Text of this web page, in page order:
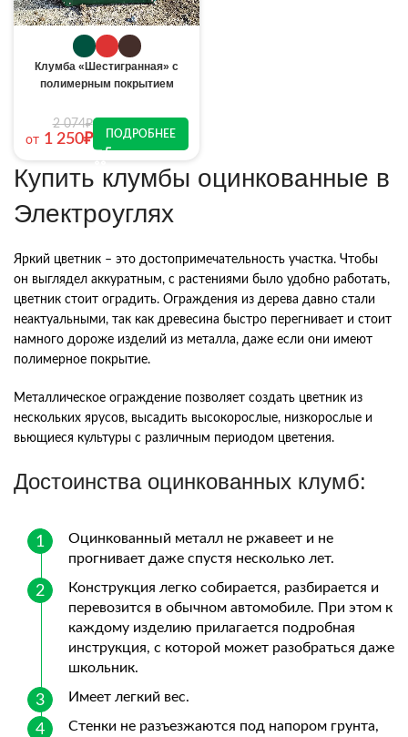
Клумба «Шестигранная» с
полимерным покрытием
от
2 074₽
1 250₽ ПОДРОБНЕЕ
Купить клумбы оцинкованные в
Электроуглях
Яркий цветник – это достопримечательность участка. Чтобы
он выглядел аккуратным, с растениями было удобно работать,
цветник стоит оградить. Ограждения из дерева давно стали
неактуальными, так как древесина быстро перегнивает и стоит
намного дороже изделий из металла, даже если они имеют
полимерное покрытие.
Металлическое ограждение позволяет создать цветник из
нескольких ярусов, высадить высокорослые, низкорослые и
вьющиеся культуры с различным периодом цветения.
Достоинства оцинкованных клумб:
Оцинкованный металл не ржавеет и не
прогнивает даже спустя несколько лет.
Конструкция легко собирается, разбирается и
перевозится в обычном автомобиле. При этом к
каждому изделию прилагается подробная
инструкция, с которой может разобраться даже
школьник.
Имеет легкий вес.
Стенки не разъезжаются под напором грунта,